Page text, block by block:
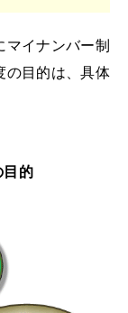
イナンバー制
の目的は、具体
的